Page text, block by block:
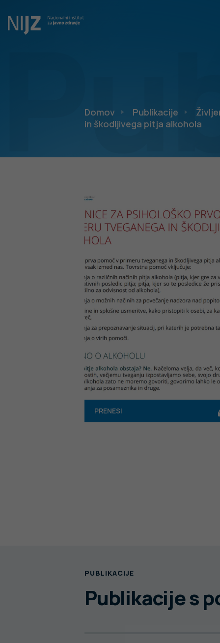
Domov Publikacije
in škodljivega pitja alkohola
PRENESI
PUBLIKACIJE
Publikacije s